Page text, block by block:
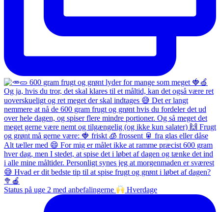
Status på uge 2 med anbefalingerne Hverdage